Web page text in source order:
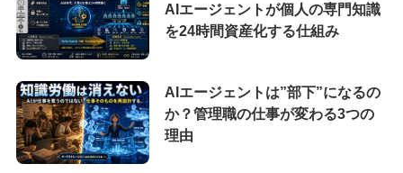
AIエージェントが個人の専門知識
を24時間資産化する仕組み
AIエージェントは”部下”になるの
か？管理職の仕事が変わる3つの
理由